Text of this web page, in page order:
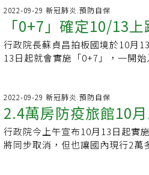
研議是否有相關辦法。Ｑ７：確
指揮中心取消「確診死亡個案遺
定，改為有滲漏風險才使用屍袋
化場火化」規定，無需24小時內
取火化、埋葬等方式處置，在符
是危險族群。國內亦有專家擔心
康。疾管署「傳染病統計資料查
分離出的副流感病毒株數量，呈
福部次長、指揮中心指揮官王必
在疫情趨緩後將逆勢回歸：一、
（RSV）邱政洵特別強調，不只
染」。他解釋，許多細菌感染係
細菌感染，「病毒、細菌同時在
估，新冠疫情期間幾乎銷聲匿跡
死於抗藥性感染。台灣經濟研究
抗藥性危及民眾健康，也造成生
銀行（World Bank）2016年發
藥性造成的全球GDP損失，落在
能下降達百分之5，規模堪比
失。感染醫盼治療武器多樣化 薛
學會理事長王復德則說，因治療
願投入抗生素研發，面對抗藥性
抗生素，導致細菌越來越強，產
成兩種，一種是用武漢株做的，
幾乎可以放棄了。」黃立民說，
需要等待BA.5雙價疫苗，因為沒
近，還是跟BA.5比較接近。
都是按照中央規定，並無3周前申
即日起至中央流行疫情指揮中心
機關知悉所前往國家、地區（含
利機關進行後續人員健康管理及
修正，並加強內部溝通。「這根
很不是滋味。另有醫護指出院方
申報比較方便，怕醫院申報錯誤
根本沒有資格管控。北市醫師職
背主管機關規定，畢竟醫護出國
2022-09-29 新冠肺炎.預防自保
「0+7」確定10/13
無症狀可搭交通工具
行政院長蘇貞昌拍板國境於10月
13日起就會實施「0+7」，一開
疫健保註記，也取消地方政府居
線上申報及免持國內手機門號。
埠人員提供兩歲以上旅客四劑家
一次，自主防疫期間有症狀進行
檢測結果不追蹤，如快篩陽性則
2022-09-29 新冠肺炎.預防自保
2.4萬房防疫旅館10
助5千元
行政院今上午宣布10月13日起實
將同步取消，但也讓國內現行2萬